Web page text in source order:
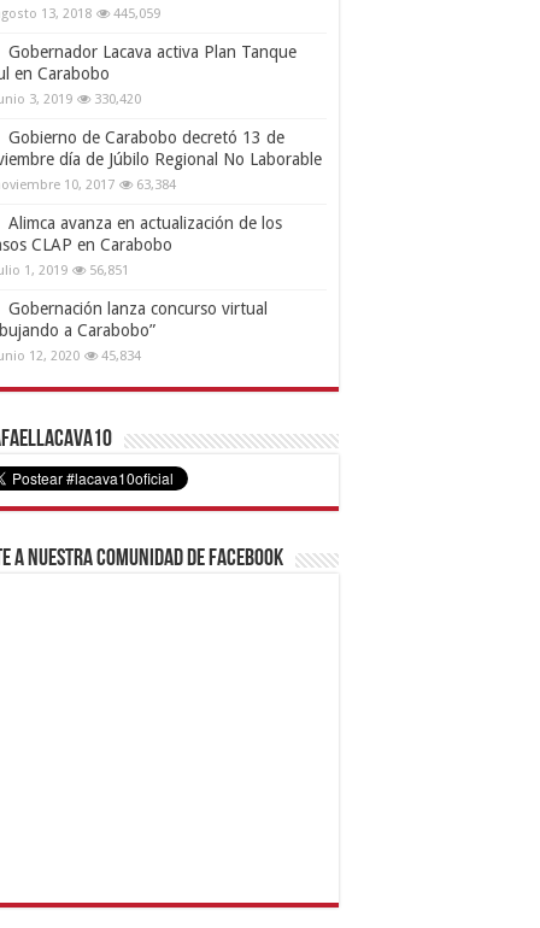
13, 2018 445,059
Gobernador Lacava activa Plan Tanque
en Carabobo
3, 2019 330,420
Gobierno de Carabobo decretó 13 de
día de Júbilo Regional No Laborable
10, 2017 63,384
Alimca avanza en actualización de los
CLAP en Carabobo
1, 2019 56,851
Gobernación lanza concurso virtual
a Carabobo”
12, 2020 45,834
a nuestra comunidad de Facebook